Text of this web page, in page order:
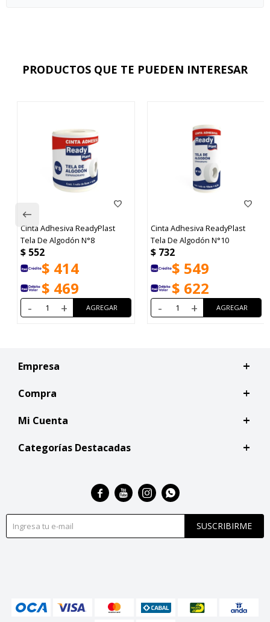
PRODUCTOS QUE TE PUEDEN INTERESAR
Cinta Adhesiva ReadyPlast
Tela De Algodón N°8
$ 552
$ 414
$ 469
- +
Cinta Adhesiva ReadyPlast
Tela De Algodón N°10
$ 732
$ 549
$ 622
- +
Empresa
Compra
Mi Cuenta
Categorías Destacadas
SUSCRIBIRME
   